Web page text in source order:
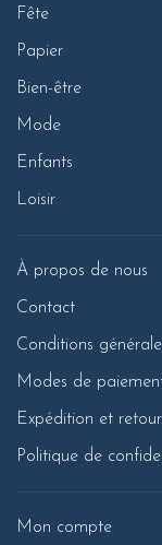
Fête
Papier
Bien-être
Mode
Enfants
Loisir
À propos de nous
Contact
Conditions
Modes de
Expédition et
Politique de
Mon compte